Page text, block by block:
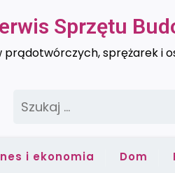
Sprzętu
sprężarek i
i ekonomia Dom